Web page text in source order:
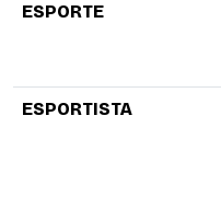
ESPORTE
ESPORTISTA